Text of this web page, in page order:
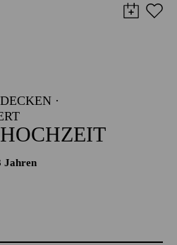
·
Jahren